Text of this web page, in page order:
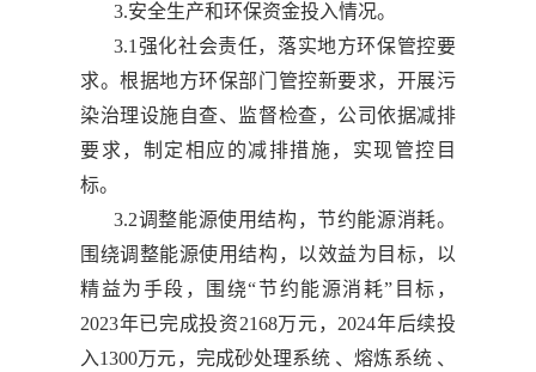
3.安全生产和环保资金投入情况。
3.1强化社会责任，落实地方环保管控要
求。根据地方环保部门管控新要求，开展污
染治理设施自查、监督检查，公司依据减排
要求，制定相应的减排措施，实现管控目
标。
3.2调整能源使用结构，节约能源消耗。
围绕调整能源使用结构，以效益为目标，以
精益为手段，围绕“节约能源消耗”目标，
2023年已完成投资2168万元，2024年后续投
入1300万元，完成砂处理系统 、熔炼系统 、